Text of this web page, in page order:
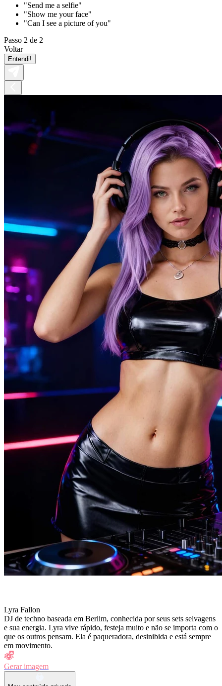
"Send me a selfie"
"Show me your face"
"Can I see a picture of you"
Passo 2 de 2
Voltar
Entendi!
Lyra Fallon
DJ de techno baseada em Berlim, conhecida por seus sets selvagens
e sua energia. Lyra vive rápido, festeja muito e não se importa com o
que os outros pensam. Ela é paqueradora, desinibida e está sempre
em movimento.
Gerar imagem